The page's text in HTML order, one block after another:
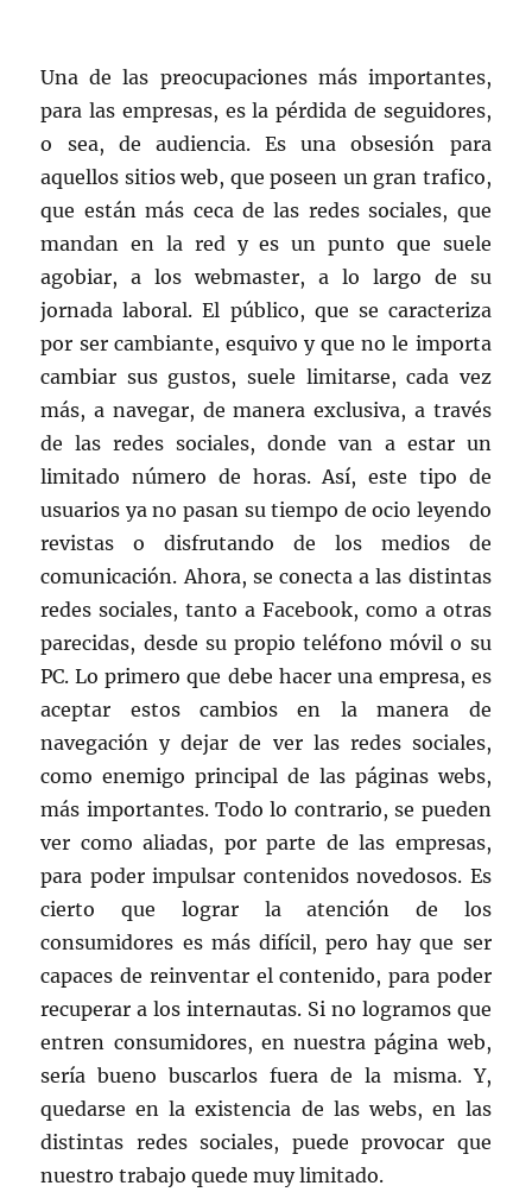
Una de las preocupaciones más importantes,
para las empresas, es la pérdida de seguidores,
o sea, de audiencia. Es una obsesión para
aquellos sitios web, que poseen un gran trafico,
que están más ceca de las redes sociales, que
mandan en la red y es un punto que suele
agobiar, a los webmaster, a lo largo de su
jornada laboral. El público, que se caracteriza
por ser cambiante, esquivo y que no le importa
cambiar sus gustos, suele limitarse, cada vez
más, a navegar, de manera exclusiva, a través
de las redes sociales, donde van a estar un
limitado número de horas. Así, este tipo de
usuarios ya no pasan su tiempo de ocio leyendo
revistas o disfrutando de los medios de
comunicación. Ahora, se conecta a las distintas
redes sociales, tanto a Facebook, como a otras
parecidas, desde su propio teléfono móvil o su
PC. Lo primero que debe hacer una empresa, es
aceptar estos cambios en la manera de
navegación y dejar de ver las redes sociales,
como enemigo principal de las páginas webs,
más importantes. Todo lo contrario, se pueden
ver como aliadas, por parte de las empresas,
para poder impulsar contenidos novedosos. Es
cierto que lograr la atención de los
consumidores es más difícil, pero hay que ser
capaces de reinventar el contenido, para poder
recuperar a los internautas. Si no logramos que
entren consumidores, en nuestra página web,
sería bueno buscarlos fuera de la misma. Y,
quedarse en la existencia de las webs, en las
distintas redes sociales, puede provocar que
nuestro trabajo quede muy limitado.